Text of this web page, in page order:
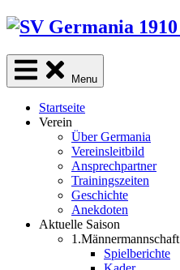
Skip
content
Menu
Startseite
Verein
Über Germania
Vereinsleitbild
Ansprechpartner
Trainingszeiten
Geschichte
Anekdoten
Aktuelle Saison
1.Männermannschaft
Spielberichte